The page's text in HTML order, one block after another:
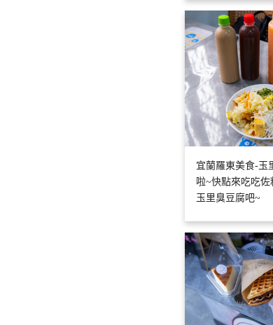
宜蘭羅東美食-玉
啦~快點來吃吃
玉里臭豆腐吧~